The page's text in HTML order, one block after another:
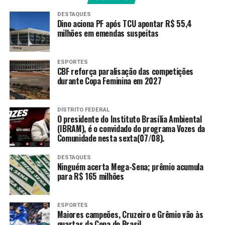
anos, sendo o segundo somente em 2024. Em junho, o
argentino Lorenzo Somaschini, de apenas nove anos,
faleceu após se acidentarem treino livre da Honda
Junior Cup, categoria do Superbike Brasil para jovens de
8 a 18 anos.
Antes das mortes de Eloi e do menino Lorenzo, o piloto
Matheus Barbosa
Brasil em 2020. No ano anterior, dois acidentes, no
intervalo de um mês, vitimaram os pilotos Maurício
Paludete e Danilo Berto e levaram a Prefeitura de São
Paulo a suspender, na ocasião, por 60 dias, todas as
competições de moto em Interlagos.
Fonte:Agência Brasil
DESTAQUES
Dino aciona PF após TCU apontar R$ 55,4
milhões em emendas suspeitas
ESPORTES
CBF reforça paralisação das competições
durante Copa Feminina em 2027
DISTRITO FEDERAL
O presidente do Instituto Brasília Ambiental
(IBRAM), é o convidado do programa Vozes da
Comunidade nesta sexta(07/08).
DESTAQUES
Ninguém acerta Mega-Sena; prêmio acumula
para R$ 165 milhões
ESPORTES
Maiores campeões, Cruzeiro e Grêmio vão às